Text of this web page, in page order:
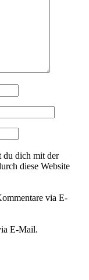
du dich mit der
diese Website
via E-
E-Mail.